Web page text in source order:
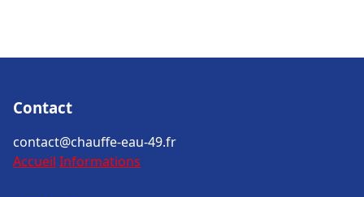
Contact
contact@chauffe-eau-49.fr
Accueil Informations